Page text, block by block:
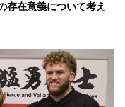
存在意義について考え